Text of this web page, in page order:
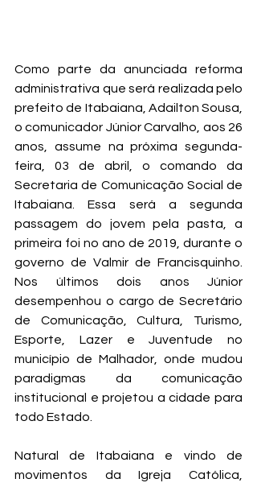
Como parte da anunciada reforma
administrativa que será realizada pelo
prefeito de Itabaiana, Adailton Sousa,
o comunicador Júnior Carvalho, aos 26
anos, assume na próxima segunda-
feira, 03 de abril, o comando da
Secretaria de Comunicação Social de
Itabaiana. Essa será a segunda
passagem do jovem pela pasta, a
primeira foi no ano de 2019, durante o
governo de Valmir de Francisquinho.
Nos últimos dois anos Júnior
desempenhou o cargo de Secretário
de Comunicação, Cultura, Turismo,
Esporte, Lazer e Juventude no
município de Malhador, onde mudou
paradigmas da comunicação
institucional e projetou a cidade para
todo Estado.
Natural de Itabaiana e vindo de
movimentos da Igreja Católica,